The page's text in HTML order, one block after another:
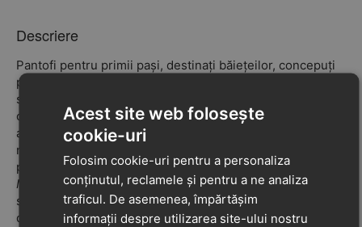
Descriere
Pantofi pentru primii pași, destinați băiețeilor, concepuți
pentru a se încălța ușor, a oferi o potrivire ajustabilă și un
sistem care îi ajută pe cei mici să stea mai stabili atunci
când încep să descopere lumea. Această versiune în
albastru navy are un exterior deosebit, realizat din
nubuck premium și piele nappa moale, oferind confort și
permițând în același timp mișcarea naturală a piciorului.
Macchia este alegerea ideală pentru a combina stilul cu
siguranța la fiecare pas al copilului, zi de zi, în perioada
de învățare a mersului.
Acest site web folosește
cookie-uri
Folosim cookie-uri pentru a personaliza
conținutul, reclamele și pentru a ne analiza
traficul. De asemenea, împărtășim
informații despre utilizarea site-ului nostru